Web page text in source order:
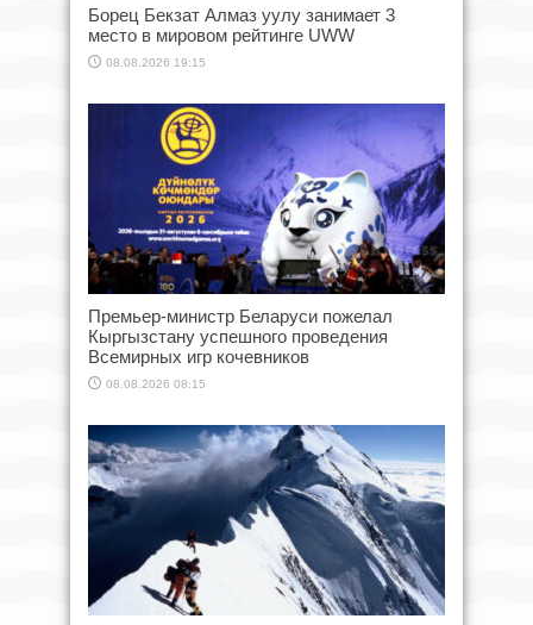
Борец Бекзат Алмаз уулу занимает 3
место в мировом рейтинге UWW
08.08.2026 19:15
Премьер-министр Беларуси пожелал
Кыргызстану успешного проведения
Всемирных игр кочевников
08.08.2026 08:15